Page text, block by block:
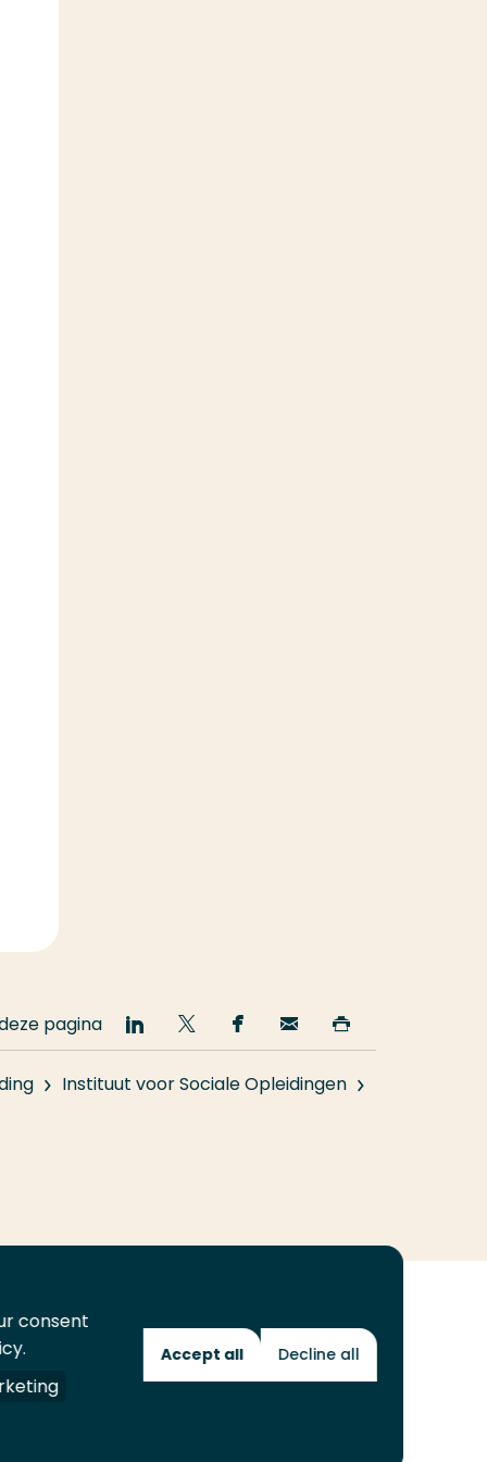
Instituut voor Sociale Opleidingen
pagina
Deel
op
LinkedIn
Deel
op
Twitter
Deel
op
Facebook
Email
deze
pagina
deze
Toekomstmakers
consent
Accept all Decline all